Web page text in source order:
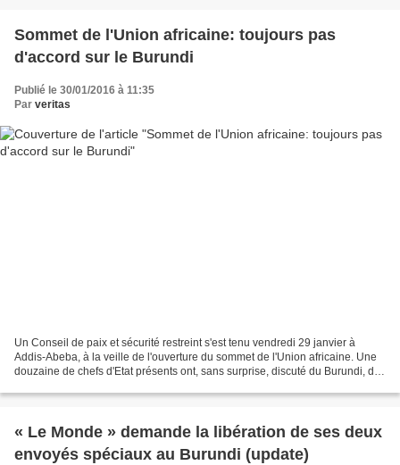
Sommet de l'Union africaine: toujours pas
d'accord sur le Burundi
Publié le 30/01/2016 à 11:35
Par veritas
Un Conseil de paix et sécurité restreint s'est tenu vendredi 29 janvier à
Addis-Abeba, à la veille de l'ouverture du sommet de l'Union africaine. Une
douzaine de chefs d'Etat présents ont, sans surprise, discuté du Burundi, du
« Le Monde » demande la libération de ses deux
envoyés spéciaux au Burundi (update)